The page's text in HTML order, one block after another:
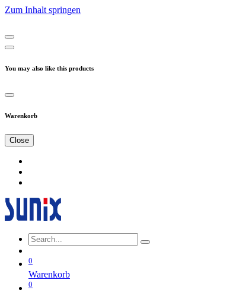
Zum Inhalt springen
You may also like this products
Warenkorb
Close
0
Warenkorb
0